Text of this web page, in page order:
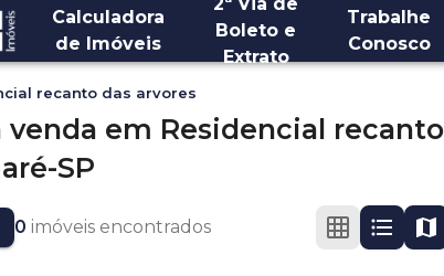
Calculadora
de Imóveis
Boleto e
Extrato
Trabalhe
Conosco
recanto das arvores
venda em Residencial recanto
SP
0 imóveis encontrados